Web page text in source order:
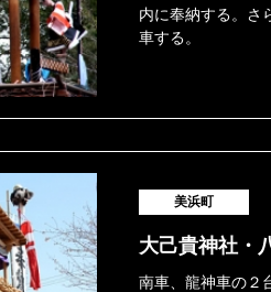
内に奉納する。さ
車する。
美浜町
大己貴神社・
南車、龍神車の２